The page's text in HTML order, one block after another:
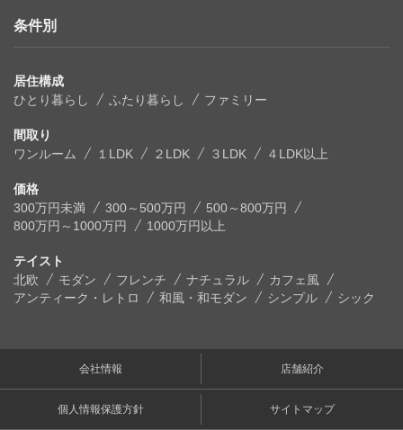
条件別
居住構成
ひとり暮らし
ふたり暮らし ファミリー
間取り
ワンルーム
１LDK ２LDK ３LDK ４LDK以上
価格
300万円未満
300～500万円
500～800万円
800万円～1000万円
1000万円以上
テイスト
北欧
モダン フレンチ ナチュラル
カフェ風
アンティーク・レトロ
和風・和モダン シンプル シック
会社情報 店舗紹介
個人情報保護方針 サイトマップ